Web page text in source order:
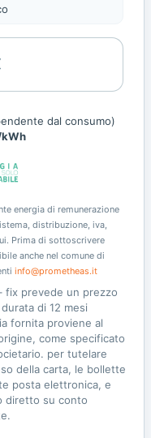
dal consumo)
energia di remunerazione
distribuzione, iva,
Prima di sottoscrivere
anche nel comune di
info@prometheas.it
fix prevede un prezzo
di 12 mesi
fornita proviene al
come specificato
per tutelare
della carta, le bollette
posta elettronica, e
diretto su conto